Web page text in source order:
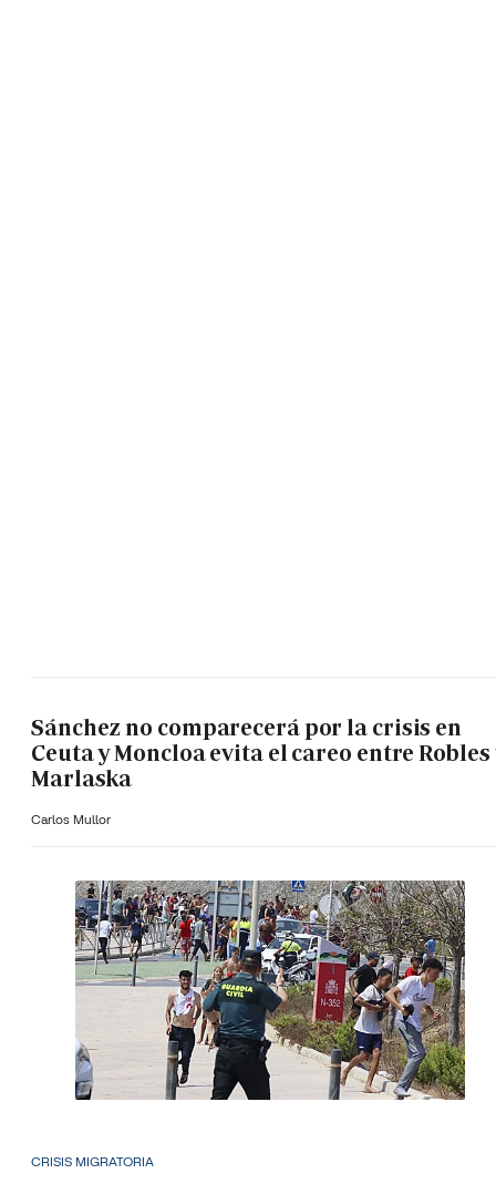
Sánchez no comparecerá por la crisis en
Ceuta y Moncloa evita el careo entre Robles
Marlaska
Carlos Mullor
CRISIS MIGRATORIA